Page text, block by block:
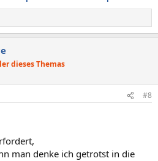
dieses Themas
#8
man denke ich getrotst in die